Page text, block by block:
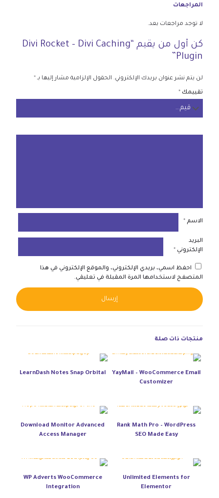
المراجعات
لا توجد مراجعات بعد.
كن أول من يقيم “Divi Rocket – Divi Caching
Plugin”
لن يتم نشر عنوان بريدك الإلكتروني. الحقول الإلزامية مشار إليها بـ *
تقييمك *
الاسم *
البريد
الإلكتروني *
احفظ اسمي، بريدي الإلكتروني، والموقع الإلكتروني في هذا
المتصفح لاستخدامها المرة المقبلة في تعليقي.
منتجات ذات صلة
YayMail – WooCommerce Email
Customizer
LearnDash Notes Snap Orbital
Rank Math Pro – WordPress
SEO Made Easy
Download Monitor Advanced
Access Manager
Unlimited Elements for
Elementor
WP Adverts WooCommerce
Integration